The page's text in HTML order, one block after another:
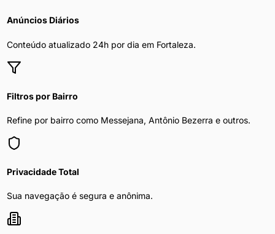
Anúncios Diários
Conteúdo atualizado 24h por dia em Fortaleza.
Filtros por Bairro
Refine por bairro como Messejana, Antônio Bezerra e outros.
Privacidade Total
Sua navegação é segura e anônima.